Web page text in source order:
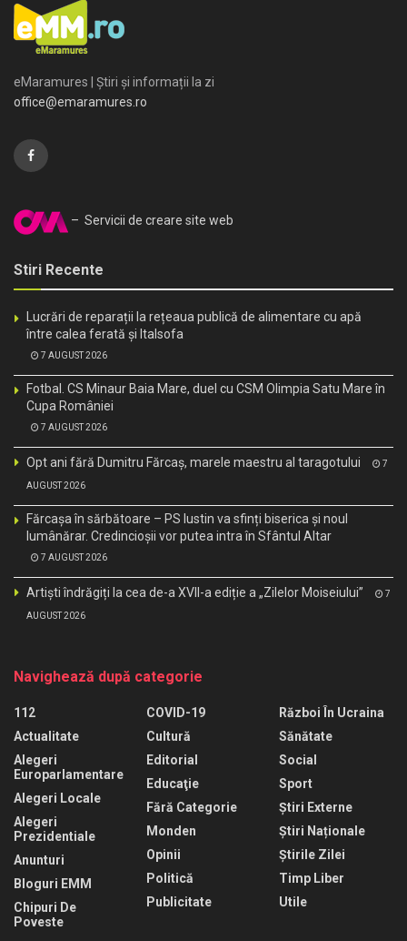
eMaramures | Știri și informații la zi
office@emaramures.ro
– Servicii de creare site web
Stiri Recente
Lucrări de reparații la rețeaua publică de alimentare cu apă
între calea ferată și Italsofa
7 AUGUST 2026
Fotbal. CS Minaur Baia Mare, duel cu CSM Olimpia Satu Mare în
Cupa României
7 AUGUST 2026
Opt ani fără Dumitru Fărcaș, marele maestru al taragotului 7
AUGUST 2026
Fărcașa în sărbătoare – PS Iustin va sfinți biserica și noul
lumânărar. Credincioșii vor putea intra în Sfântul Altar
7 AUGUST 2026
Artiști îndrăgiți la cea de-a XVII-a ediție a „Zilelor Moiseiului” 7
AUGUST 2026
Navighează după categorie
112
Actualitate
Alegeri
Europarlamentare
Alegeri Locale
Alegeri
Prezidentiale
Anunturi
Bloguri EMM
Chipuri De
Poveste
COVID-19
Cultură
Editorial
Educaţie
Fără Categorie
Monden
Opinii
Politică
Publicitate
Război În Ucraina
Sănătate
Social
Sport
Știri Externe
Știri Naționale
Știrile Zilei
Timp Liber
Utile